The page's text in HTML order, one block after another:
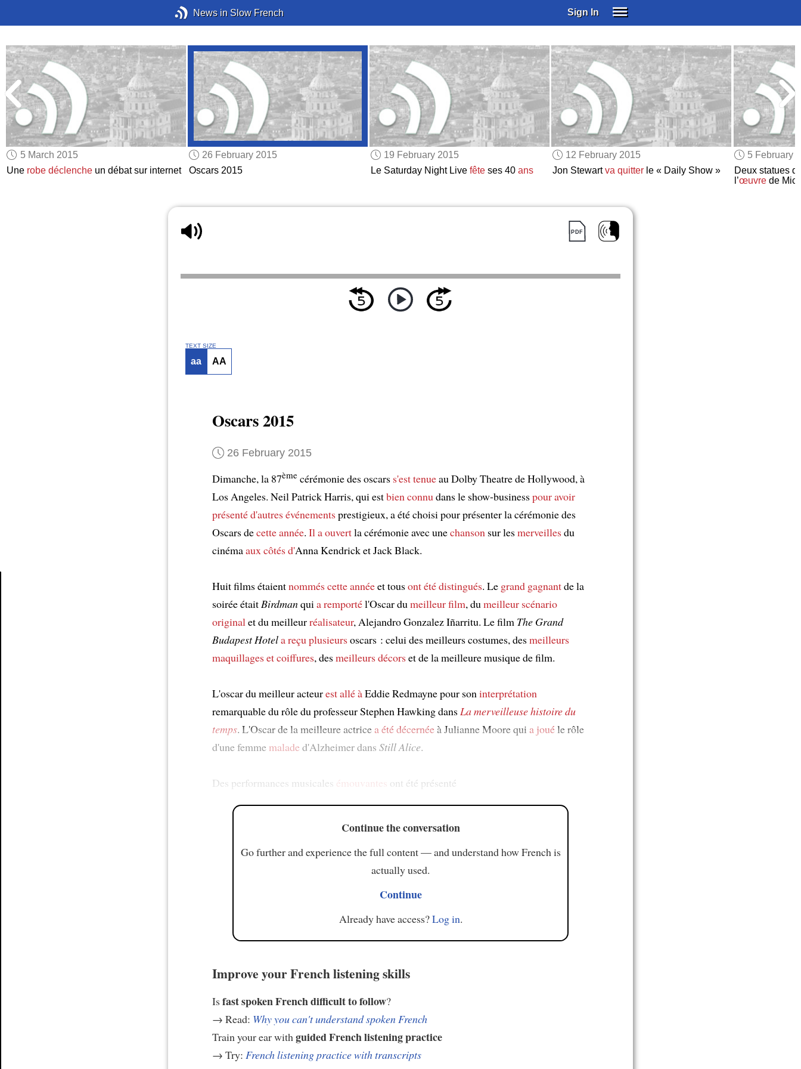
News in Slow French Sign In
SUBSCRIBE
EDUCATIONAL LICENSES
GIFT CARDS
OTHER LANGUAGES
ABOUT US
ALEXA
ADJUST COLORS
5 March 2015
Une robe déclenche un débat sur internet
26 February 2015
Oscars 2015
19 February 2015
Le Saturday Night Live fêteses 40 ans
12 February 2015
Jon Stewartva quitterle « Daily Show »
5 February
Deux statues
l’œuvre de
TEXT SIZE
aa AA
Oscars 2015
26 February 2015
Dimanche, la 87ème cérémonie des oscars s'est tenueau Dolby Theatre de Hollywood, à
Los Angeles. Neil Patrick Harris, qui estbien connudans le show-businesspour avoir
présentéd'autres événementsprestigieux, a été choisi pour présenter la cérémonie des
Oscars decette année. Il a ouvertla cérémonie avec unechanson sur lesmerveillesdu
cinémaaux côtés d'Anna Kendrick et Jack Black.
Huit films étaientnomméscette annéeet tousont été distingués. Le grand gagnantde la
soirée étaitBirdmanquia remportél'Oscar dumeilleur film, dumeilleur scénario
originalet du meilleurréalisateur, Alejandro Gonzalez Iñarritu. Le film The Grand
Budapest Hotela reçuplusieursoscars : celui des meilleurs costumes, desmeilleurs
maquillages et coiffures, desmeilleurs décorset de la meilleure musique de film.
L'oscar du meilleur acteurest allé àEddie Redmayne pour soninterprétation
remarquable du rôle du professeur Stephen Hawking dansLa merveilleuse histoire du
temps. L'Oscar de la meilleure actricea été décernéeà Julianne Moore qui a jouéle rôle
d'une femme maladed'Alzheimer dans Still Alice.
Des performances musicales émouvantes ont été présenté
Continue the conversation
Go further and experience the full content — and understand how French is
actually used.
Continue
Already have access?Log in.
Improve your French listening skills
Isfast spoken French difficult to follow?
→ Read: Why you can't understand spoken French
Train your ear withguided French listening practice
→ Try: French listening practice with transcripts